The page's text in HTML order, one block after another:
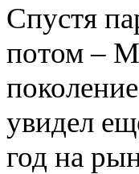
Спустя
потом –
увидел
год на